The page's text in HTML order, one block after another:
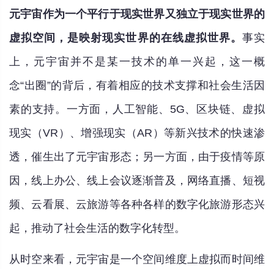
元宇宙作为一个平行于现实世界又独立于现实世界的
虚拟空间，是映射现实世界的在线虚拟世界。 事实
上，元宇宙并不是某一技术的单一兴起，这一概
念“出圈”的背后，有着相应的技术支撑和社会生活因
素的支持。一方面，人工智能、5G、区块链、虚拟
现实（VR）、增强现实（AR）等新兴技术的快速渗
透，催生出了元宇宙形态；另一方面，由于疫情等原
因，线上办公、线上会议逐渐普及，网络直播、短视
频、云看展、云旅游等各种各样的数字化旅游形态兴
起，推动了社会生活的数字化转型。
从时空来看，元宇宙是一个空间维度上虚拟而时间维